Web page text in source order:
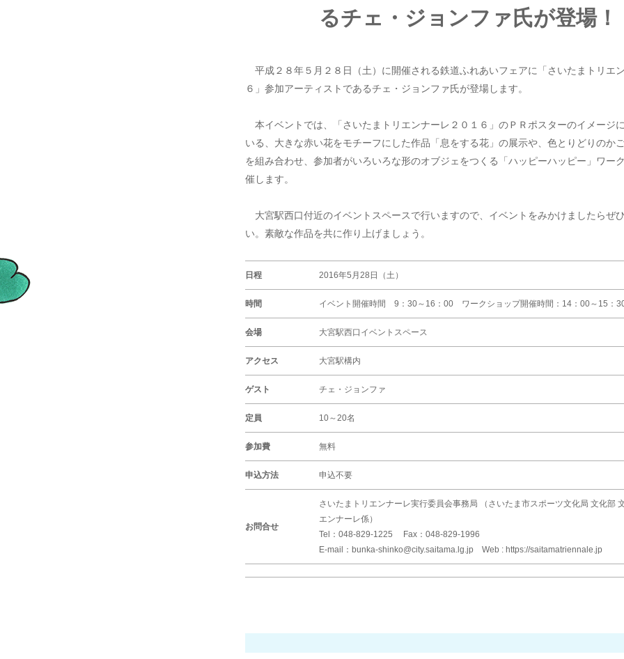
るチェ・ジョンファ氏が登場！
平成２８年５月２８日（土）に開催される鉄道ふれあいフェアに「さいたまトリエ
６」参加アーティストであるチェ・ジョンファ氏が登場します。
本イベントでは、「さいたまトリエンナーレ２０１６」のＰＲポスターのイメージ
いる、大きな赤い花をモチーフにした作品「息をする花」の展示や、色とりどりのか
を組み合わせ、参加者がいろいろな形のオブジェをつくる「ハッピーハッピー」ワー
催します。
大宮駅西口付近のイベントスペースで行いますので、イベントをみかけましたらぜ
い。素敵な作品を共に作り上げましょう。
日程 2016年5月28日（土）
時間 イベント開催時間 9：30～16：00 ワークショップ開催時間：14：00～15：
会場 大宮駅西口イベントスペース
アクセス 大宮駅構内
ゲスト チェ・ジョンファ
定員 10～20名
参加費 無料
申込方法 申込不要
お問合せ
さいたまトリエンナーレ実行委員会事務局 （さいたま市スポーツ文化局 文化部
エンナーレ係）
Tel：048-829-1225 Fax：048-829-1996
E-mail：bunka-shinko@city.saitama.lg.jp Web : https://saitamatriennale.jp